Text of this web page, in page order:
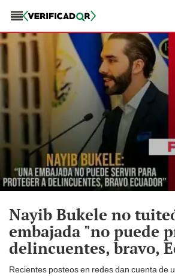
Nayib Bukele no
embajada "no puede
delincuentes, bravo,
Recientes posteos en redes dan cuenta de